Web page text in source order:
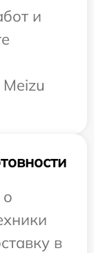
и
в